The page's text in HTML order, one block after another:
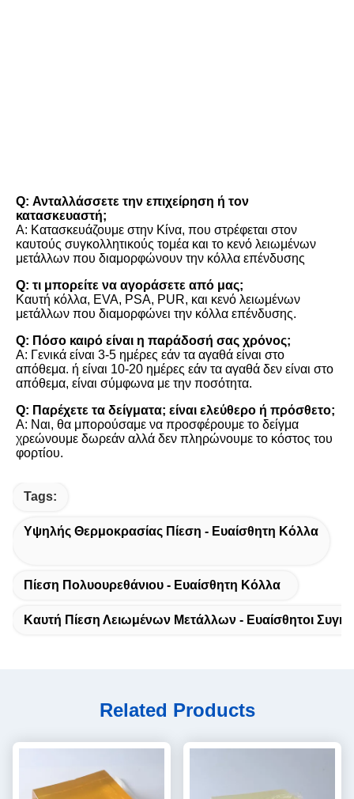
Q: Ανταλλάσσετε την επιχείρηση ή τον
κατασκευαστή;
Α: Κατασκευάζουμε στην Κίνα, που στρέφεται στον
καυτούς συγκολλητικούς τομέα και το κενό λειωμένων
μετάλλων που διαμορφώνουν την κόλλα επένδυσης
Q: τι μπορείτε να αγοράσετε από μας;
Καυτή κόλλα, EVA, PSA, PUR, και κενό λειωμένων
μετάλλων που διαμορφώνει την κόλλα επένδυσης.
Q: Πόσο καιρό είναι η παράδοσή σας χρόνος;
Α: Γενικά είναι 3-5 ημέρες εάν τα αγαθά είναι στο
απόθεμα. ή είναι 10-20 ημέρες εάν τα αγαθά δεν είναι στο
απόθεμα, είναι σύμφωνα με την ποσότητα.
Q: Παρέχετε τα δείγματα; είναι ελεύθερο ή πρόσθετο;
Α: Ναι, θα μπορούσαμε να προσφέρουμε το δείγμα
χρεώνουμε δωρεάν αλλά δεν πληρώνουμε το κόστος του
φορτίου.
Tags:
Υψηλής Θερμοκρασίας Πίεση - Ευαίσθητη Κόλλα
Πίεση Πολυουρεθάνιου - Ευαίσθητη Κόλλα
Καυτή Πίεση Λειωμένων Μετάλλων - Ευαίσθητοι
Related Products